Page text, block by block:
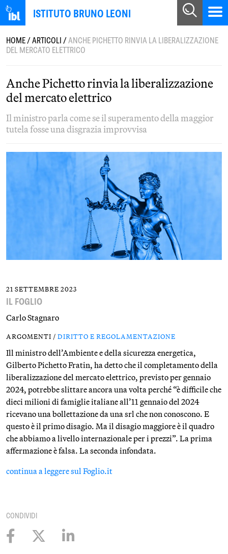
ISTITUTO BRUNO LEONI
HOME/ARTICOLI/ANCHE PICHETTO RINVIA LA LIBERALIZZAZIONE
DEL MERCATO ELETTRICO
Anche Pichetto rinvia la liberalizzazione
del mercato elettrico
Il ministro parla come se il superamento della maggior
tutela fosse una disgrazia improvvisa
21 SETTEMBRE 2023
IL FOGLIO
Carlo Stagnaro
ARGOMENTI / DIRITTO E REGOLAMENTAZIONE
Ill ministro dell’Ambiente e della sicurezza energetica,
Gilberto Pichetto Fratin, ha detto che il completamento della
liberalizzazione del mercato elettrico, previsto per gennaio
2024, potrebbe slittare ancora una volta perché “è difficile che
dieci milioni di famiglie italiane all’11 gennaio del 2024
ricevano una bollettazione da una srl che non conoscono. E
questo è il primo disagio. Ma il disagio maggiore è il quadro
che abbiamo a livello internazionale per i prezzi”. La prima
affermazione è falsa. La seconda infondata.
continua a leggere sul Foglio.it
CONDIVIDI